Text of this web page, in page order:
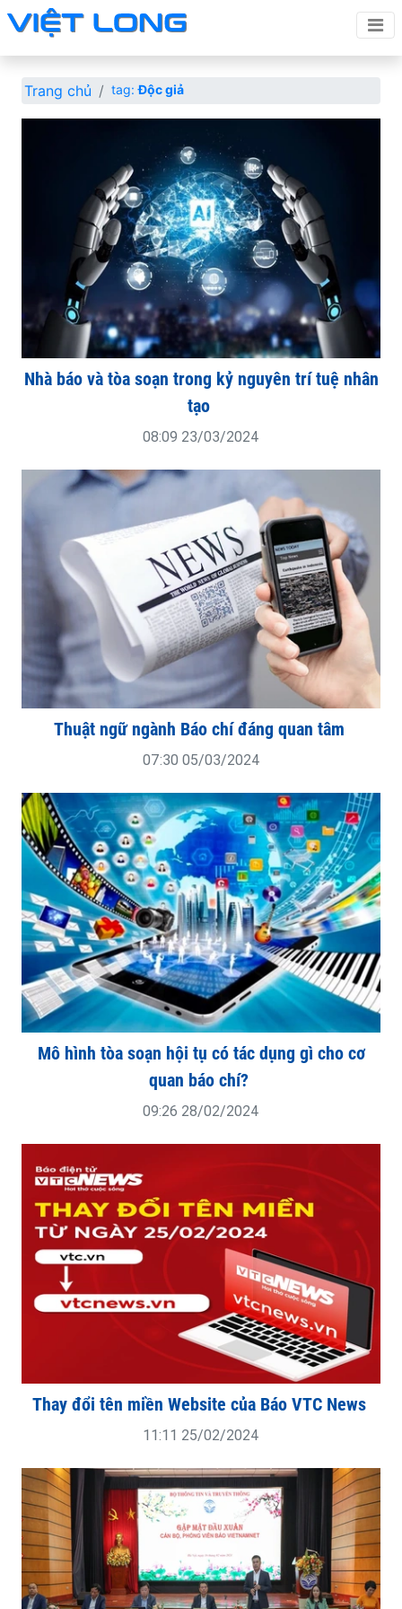
Trang chủ tag:Độc giả
Nhà báo và tòa soạn trong kỷ nguyên trí tuệ nhân
tạo
08:09 23/03/2024
Thuật ngữ ngành Báo chí đáng quan tâm
07:30 05/03/2024
Mô hình tòa soạn hội tụ có tác dụng gì cho cơ
quan báo chí?
09:26 28/02/2024
Thay đổi tên miền Website của Báo VTC News
11:11 25/02/2024